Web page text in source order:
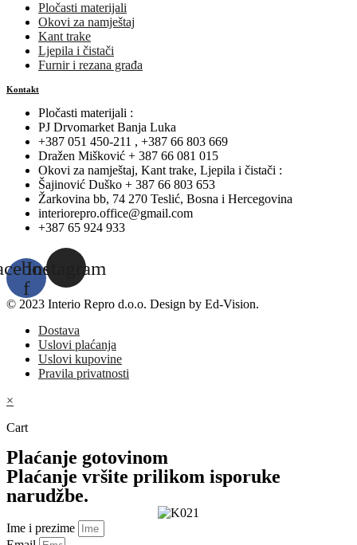
Pločasti materijali
Okovi za namještaj
Kant trake
Ljepila i čistači
Furnir i rezana građa
Kontakt
Pločasti materijali :
PJ Drvomarket Banja Luka
+387 051 450-211 , +387 66 803 669
Dražen Mišković + 387 66 081 015
Okovi za namještaj, Kant trake, Ljepila i čistači :
Šajinović Duško + 387 66 803 653
Žarkovina bb, 74 270 Teslić, Bosna i Hercegovina
interiorepro.office@gmail.com
+387 65 924 933
f
Instagram
© 2023 Interio Repro d.o.o. Design by Ed-Vision.
Dostava
Uslovi plaćanja
Uslovi kupovine
Pravila privatnosti
×
Cart
Plaćanje gotovinom
Plaćanje vršite prilikom isporuke
narudžbe.
Ime i prezime